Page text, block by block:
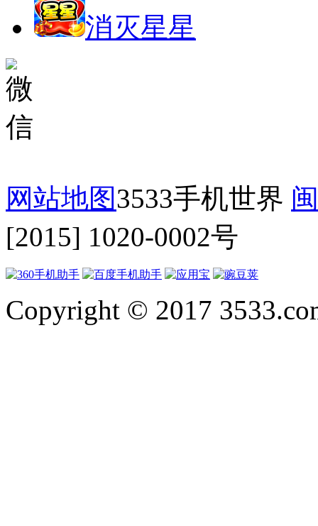
消灭星星
网站地图3533手机世界
[2015] 1020-0002号
Copyright © 2017